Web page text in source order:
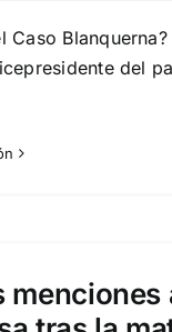
Caso
del
menciones